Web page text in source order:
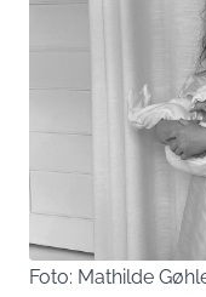
Foto: Mathilde